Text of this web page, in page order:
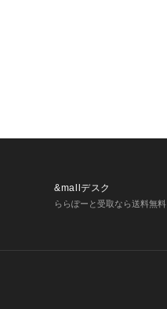
&mallデスク
ららぽーと受取なら送料無料